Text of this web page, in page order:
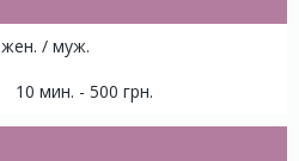
жен. / муж.
10 мин. - 500 грн.